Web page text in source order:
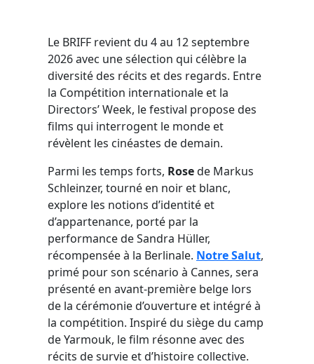
Le BRIFF revient du 4 au 12 septembre
2026 avec une sélection qui célèbre la
diversité des récits et des regards. Entre
la Compétition internationale et la
Directors’ Week, le festival propose des
films qui interrogent le monde et
révèlent les cinéastes de demain.
Parmi les temps forts, Rosede Markus
Schleinzer, tourné en noir et blanc,
explore les notions d’identité et
d’appartenance, porté par la
performance de Sandra Hüller,
récompensée à la Berlinale. Notre Salut,
primé pour son scénario à Cannes, sera
présenté en avant-première belge lors
de la cérémonie d’ouverture et intégré à
la compétition. Inspiré du siège du camp
de Yarmouk, le film résonne avec des
récits de survie et d’histoire collective.